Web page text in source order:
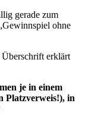
gerade zum
ohne
erklärt
je in einem
Platzverweis!), in